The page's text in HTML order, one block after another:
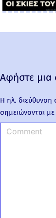
Αφήστε μια
Η ηλ. διεύθυνση
σημειώνονται με